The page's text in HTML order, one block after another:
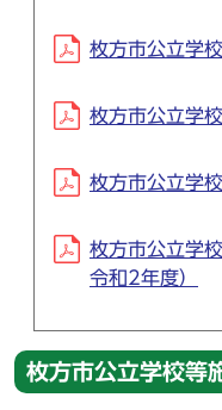
枚方市公立学
枚方市公立学
枚方市公立学
枚方市公立学
令和2年度）
枚方市公立学校等